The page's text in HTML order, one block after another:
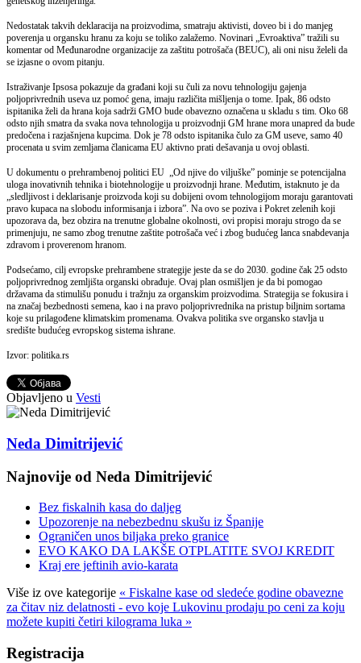
Nedostatak takvih deklaracija na proizvodima, smatraju aktivisti, doveo bi i do manjeg
poverenja u organsku hranu za koju se toliko zalažemo. Novinari „Evroaktiva” tražili su
komentar od Međunarodne organizacije za zaštitu potrošača (BEUC), ali oni nisu želeli da
se izjasne o ovom pitanju.
Istraživanje Ipsosa pokazuje da građani koji su čuli za novu tehnologiju gajenja
poljoprivrednih useva uz pomoć gena, imaju različita mišljenja o tome. Ipak, 86 odsto
ispitanika želi da hrana koja sadrži GMO bude obavezno označena u skladu s tim. Oko 68
odsto njih smatra da svaka nova tehnologija u proizvodnji GM hrane mora unapred da bude
predočena i razjašnjena kupcima. Dok je 78 odsto ispitanika čulo za GM useve, samo 40
procenata u svim zemljama članicama EU aktivno prati dešavanja u ovoj oblasti.
U dokumentu o prehrambenoj politici EU „Od njive do viljuške” pominje se potencijalna
uloga inovativnih tehnika i biotehnologije u proizvodnji hrane. Međutim, istaknuto je da
„sledljivost i deklarisanje proizvoda koji su dobijeni ovom tehnologijom moraju garantovati
pravo kupaca na slobodu informisanja i izbora”. Na ovo se poziva i Pokret zelenih koji
upozorava da, bez obzira na trenutne globalne okolnosti, ovi propisi moraju strogo da se
primenjuju, ne samo zbog trenutne zaštite potrošača već i zbog budućeg lanca snabdevanja
zdravom i proverenom hranom.
Podsećamo, cilj evropske prehrambene strategije jeste da se do 2030. godine čak 25 odsto
poljoprivrednog zemljišta organski obrađuje. Ovaj plan osmišljen je da bi pomogao
državama da stimulišu ponudu i tražnju za organskim proizvodima. Strategija se fokusira i
na značaj bezbednosti semena, kao i na pravo poljoprivrednika na pristup biljnim sortama
koje su prilagođene klimatskim promenama. Ovakva politika sve organsko stavlja u
središte budućeg evropskog sistema ishrane.
Izvor: politika.rs
Objavljeno u Vesti
Neda Dimitrijević
Najnovije od Neda Dimitrijević
Bez fiskalnih kasa do daljeg
Upozorenje na nebezbednu skušu iz Španije
Ograničen unos biljaka preko granice
EVO KAKO DA LAKŠE OTPLATITE SVOJ KREDIT
Kraj ere jeftinih avio-karata
Više iz ove kategorije « Fiskalne kase od sledeće godine obavezne
za čitav niz delatnosti - evo koje Lukovinu prodaju po ceni za koju
možete kupiti četiri kilograma luka »
Registracija